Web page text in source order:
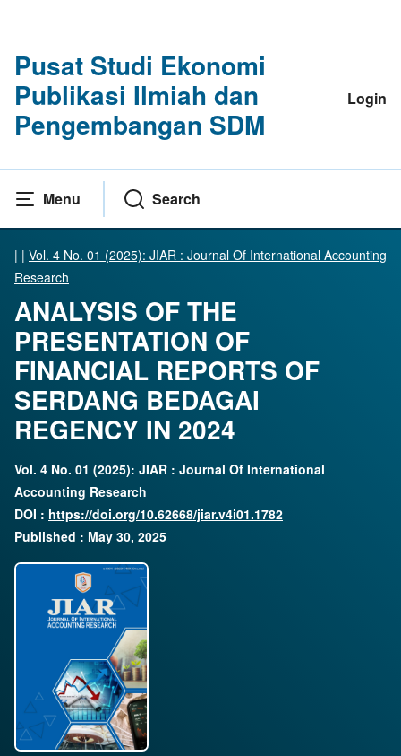
Pusat Studi Ekonomi
Publikasi Ilmiah dan
Pengembangan SDM
Login
Menu Search
| | Vol. 4 No. 01 (2025): JIAR : Journal Of International Accounting
Research
ANALYSIS OF THE
PRESENTATION OF
FINANCIAL REPORTS OF
SERDANG BEDAGAI
REGENCY IN 2024
Vol. 4 No. 01 (2025): JIAR : Journal Of International
Accounting Research
DOI : https://doi.org/10.62668/jiar.v4i01.1782
Published : May 30, 2025